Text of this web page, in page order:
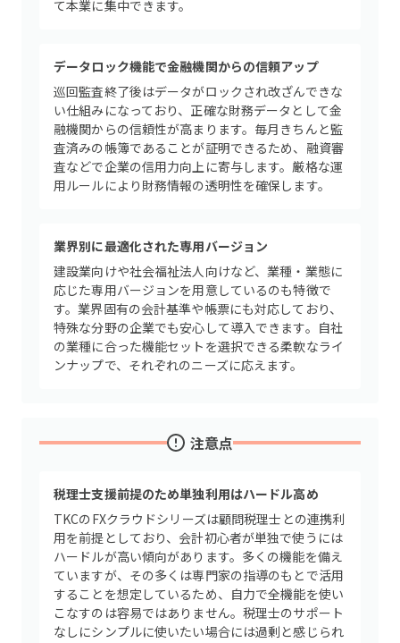
て本業に集中できます。
データロック機能で金融機関からの信頼アップ
巡回監査終了後はデータがロックされ改ざんできな
い仕組みになっており、正確な財務データとして金
融機関からの信頼性が高まります。毎月きちんと監
査済みの帳簿であることが証明できるため、融資審
査などで企業の信用力向上に寄与します。厳格な運
用ルールにより財務情報の透明性を確保します。
業界別に最適化された専用バージョン
建設業向けや社会福祉法人向けなど、業種・業態に
応じた専用バージョンを用意しているのも特徴で
す。業界固有の会計基準や帳票にも対応しており、
特殊な分野の企業でも安心して導入できます。自社
の業種に合った機能セットを選択できる柔軟なライ
ンナップで、それぞれのニーズに応えます。
注意点
税理士支援前提のため単独利用はハードル高め
TKCのFXクラウドシリーズは顧問税理士との連携利
用を前提としており、会計初心者が単独で使うには
ハードルが高い傾向があります。多くの機能を備え
ていますが、その多くは専門家の指導のもとで活用
することを想定しているため、自力で全機能を使い
こなすのは容易ではありません。税理士のサポート
なしにシンプルに使いたい場合には過剰と感じられ